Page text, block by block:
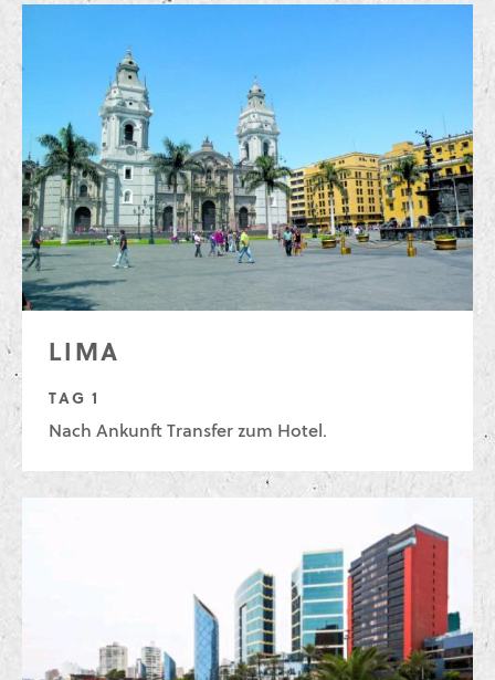
LIMA
TAG 1
Nach Ankunft Transfer zum Hotel.